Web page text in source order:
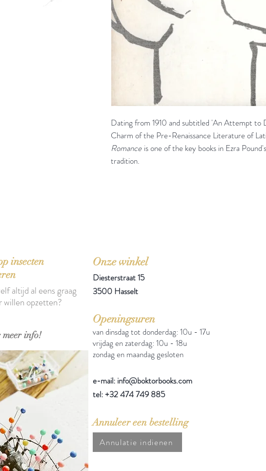
Dating from 1910 and subtitled 'An Attempt to
Charm of the Pre-Renaissance Literature of
Romance is one of the key books in Ezra
tradition.
insecten
info!
altijd al eens graag
willen opzetten?
Onze winkel
Diesterstraat 15
3500 Hasselt
Openingsuren
van dinsdag tot donderdag: 10u - 17u
vrijdag en zaterdag: 10u - 18u
zondag en maandag gesloten
e-mail: info@boktorbooks.com
tel: +32 474 749 885
Annuleer een bestelling
Annulatie indienen